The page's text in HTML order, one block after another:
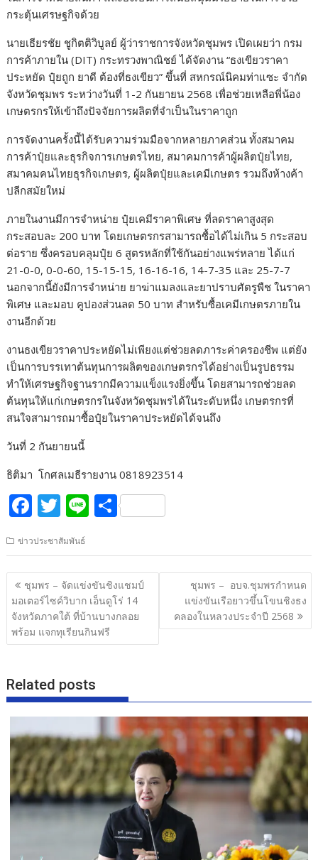
กระตุ้นเศรษฐกิจด้วย
นายเธียรชัย ชูกิตติวิบูลย์ ผู้ว่าราชการจังหวัดชุมพร เปิดเผยว่า กรม
การค้าภายใน (DIT) กระทรวงพาณิชย์ ได้จัดงาน “ธงเขียวราคา
ประหยัด ปุ๋ยถูก ยาดี ต้องที่ธงเขียว” ขึ้นที่ สหกรณ์นิคมท่าแซะ จำกัด
จังหวัดชุมพร ระหว่างวันที่ 1-2 กันยายน 2568 เพื่อช่วยเหลือพี่น้อง
เกษตรกรให้เข้าถึงปัจจัยการผลิตที่จำเป็นในราคาถูก
การจัดงานครั้งนี้ได้รับความร่วมมือจากหลายภาคส่วน ทั้งสมาคม
การค้าปุ๋ยและธุรกิจการเกษตรไทย, สมาคมการค้าผู้ผลิตปุ๋ยไทย,
สมาคมคนไทยธุรกิจเกษตร, ผู้ผลิตปุ๋ยและเคมีเกษตร รวมถึงห้างค้า
ปลีกสมัยใหม่
ภายในงานมีการจำหน่าย ปุ๋ยเคมีราคาพิเศษ ที่ลดราคาสูงสุด
กระสอบละ 200 บาท โดยเกษตรกรสามารถซื้อได้ไม่เกิน 5 กระสอบ
ต่อราย ซึ่งครอบคลุมปุ๋ย 6 สูตรหลักที่ใช้กันอย่างแพร่หลาย ได้แก่
21-0-0, 0-0-60, 15-15-15, 16-16-16, 14-7-35 และ 25-7-7
นอกจากนี้ยังมีการจำหน่าย ยาฆ่าแมลงและยาปราบศัตรูพืช ในราคา
พิเศษ และมอบ คูปองส่วนลด 50 บาท สำหรับซื้อเคมีเกษตรภายใน
งานอีกด้วย
งานธงเขียวราคาประหยัดไม่เพียงแต่ช่วยลดภาระค่าครองชีพ แต่ยัง
เป็นการบรรเทาต้นทุนการผลิตของเกษตรกรได้อย่างเป็นรูปธรรม
ทำให้เศรษฐกิจฐานรากมีความแข็งแรงยิ่งขึ้น โดยสามารถช่วยลด
ต้นทุนให้แก่เกษตรกรในจังหวัดชุมพรได้ในระดับหนึ่ง เกษตรกรที่
สนใจสามารถมาซื้อปุ๋ยในราคาประหยัดได้จนถึง
วันที่ 2 กันยายนนี้
ธิติมา โกศลเมธีรายงาน 0818923514
F
e
b
o
o
k
T
itt
er
Li
e
S
ar
e
ข่าวประชาสัมพันธ์
แนะแนว
เรื่อง
ชุมพร – จัดแข่งขันชิงแชมป์
มอเตอร์ไซค์วิบาก เอ็นดูโร่ 14
จังหวัดภาคใต้ ที่บ้านบางกลอย
พร้อม แจกทุเรียนกินฟรี
ชุมพร – อบจ.ชุมพรกำหนด
แข่งขันเรือยาวขึ้นโขนชิงธง
คลองในหลวงประจำปี 2568
Related posts